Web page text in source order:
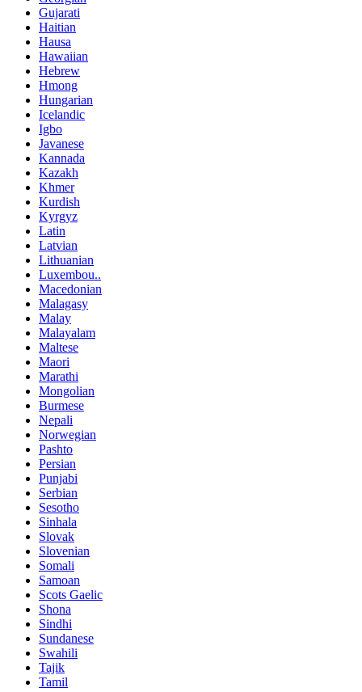
Gujarati
Haitian
Hausa
Hawaiian
Hebrew
Hmong
Hungarian
Icelandic
Igbo
Javanese
Kannada
Kazakh
Khmer
Kurdish
Kyrgyz
Latin
Latvian
Lithuanian
Luxembou..
Macedonian
Malagasy
Malay
Malayalam
Maltese
Maori
Marathi
Mongolian
Burmese
Nepali
Norwegian
Pashto
Persian
Punjabi
Serbian
Sesotho
Sinhala
Slovak
Slovenian
Somali
Samoan
Scots Gaelic
Shona
Sindhi
Sundanese
Swahili
Tajik
Tamil